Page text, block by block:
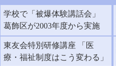
学校で「被爆体験講話会」
葛飾区が2003年度から実施
東友会特別研修講座 「医
療・福祉制度はこう変わる」